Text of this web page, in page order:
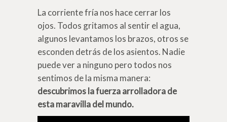
La corriente fría nos hace cerrar los
ojos. Todos gritamos al sentir el agua,
algunos levantamos los brazos, otros se
esconden detrás de los asientos. Nadie
puede ver a ninguno pero todos nos
sentimos de la misma manera:
descubrimos la fuerza arrolladora de
esta maravilla del mundo.